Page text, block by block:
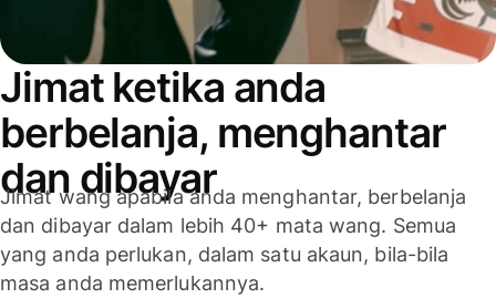
Jimat ketika anda
berbelanja, menghantar
dan dibayar
Jimat wang apabila anda menghantar, berbelanja
dan dibayar dalam lebih 40+ mata wang. Semua
yang anda perlukan, dalam satu akaun, bila-bila
masa anda memerlukannya.